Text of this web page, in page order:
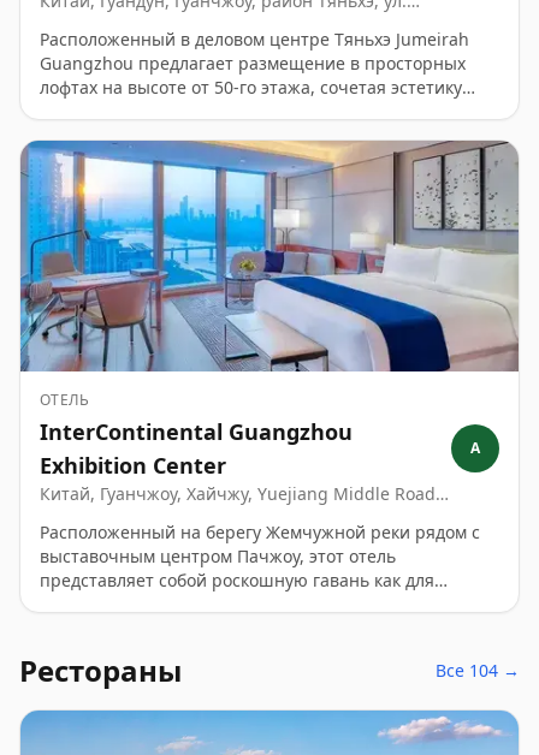
Расположенный в деловом центре Тяньхэ Jumeirah
Guangzhou предлагает размещение в просторных
лофтах на высоте от 50-го этажа, сочетая эстетику
персонализированный консьерж-сервис через
WeChat, живая игра на арфе за завтраком и
панорамные виды на Кантонскую телебашню. Это
исключительное городское убежище для
взыскательных бизнес-путешественников и туристов.
ОТЕЛЬ
InterContinental Guangzhou
Exhibition Center
Китай, Гуанчжоу, Хайчжу, Yuejiang Middle Road,
A
Расположенный на берегу Жемчужной реки рядом с
выставочным центром Пачжоу, этот отель
представляет собой роскошную гавань как для
WeChat и легендарных завтраках. Отель выполнен в
просторные номера с косметикой Byredo.
Рестораны Все 104 →